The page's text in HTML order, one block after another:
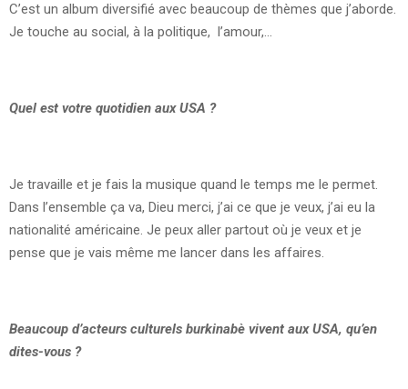
C’est un album diversifié avec beaucoup de thèmes que j’aborde.
Je touche au social, à la politique, l’amour,…
Quel est votre quotidien aux USA ?
Je travaille et je fais la musique quand le temps me le permet.
Dans l’ensemble ça va, Dieu merci, j’ai ce que je veux, j’ai eu la
nationalité américaine. Je peux aller partout où je veux et je
pense que je vais même me lancer dans les affaires.
Beaucoup d’acteurs culturels burkinabè vivent aux USA, qu’en
dites-vous ?